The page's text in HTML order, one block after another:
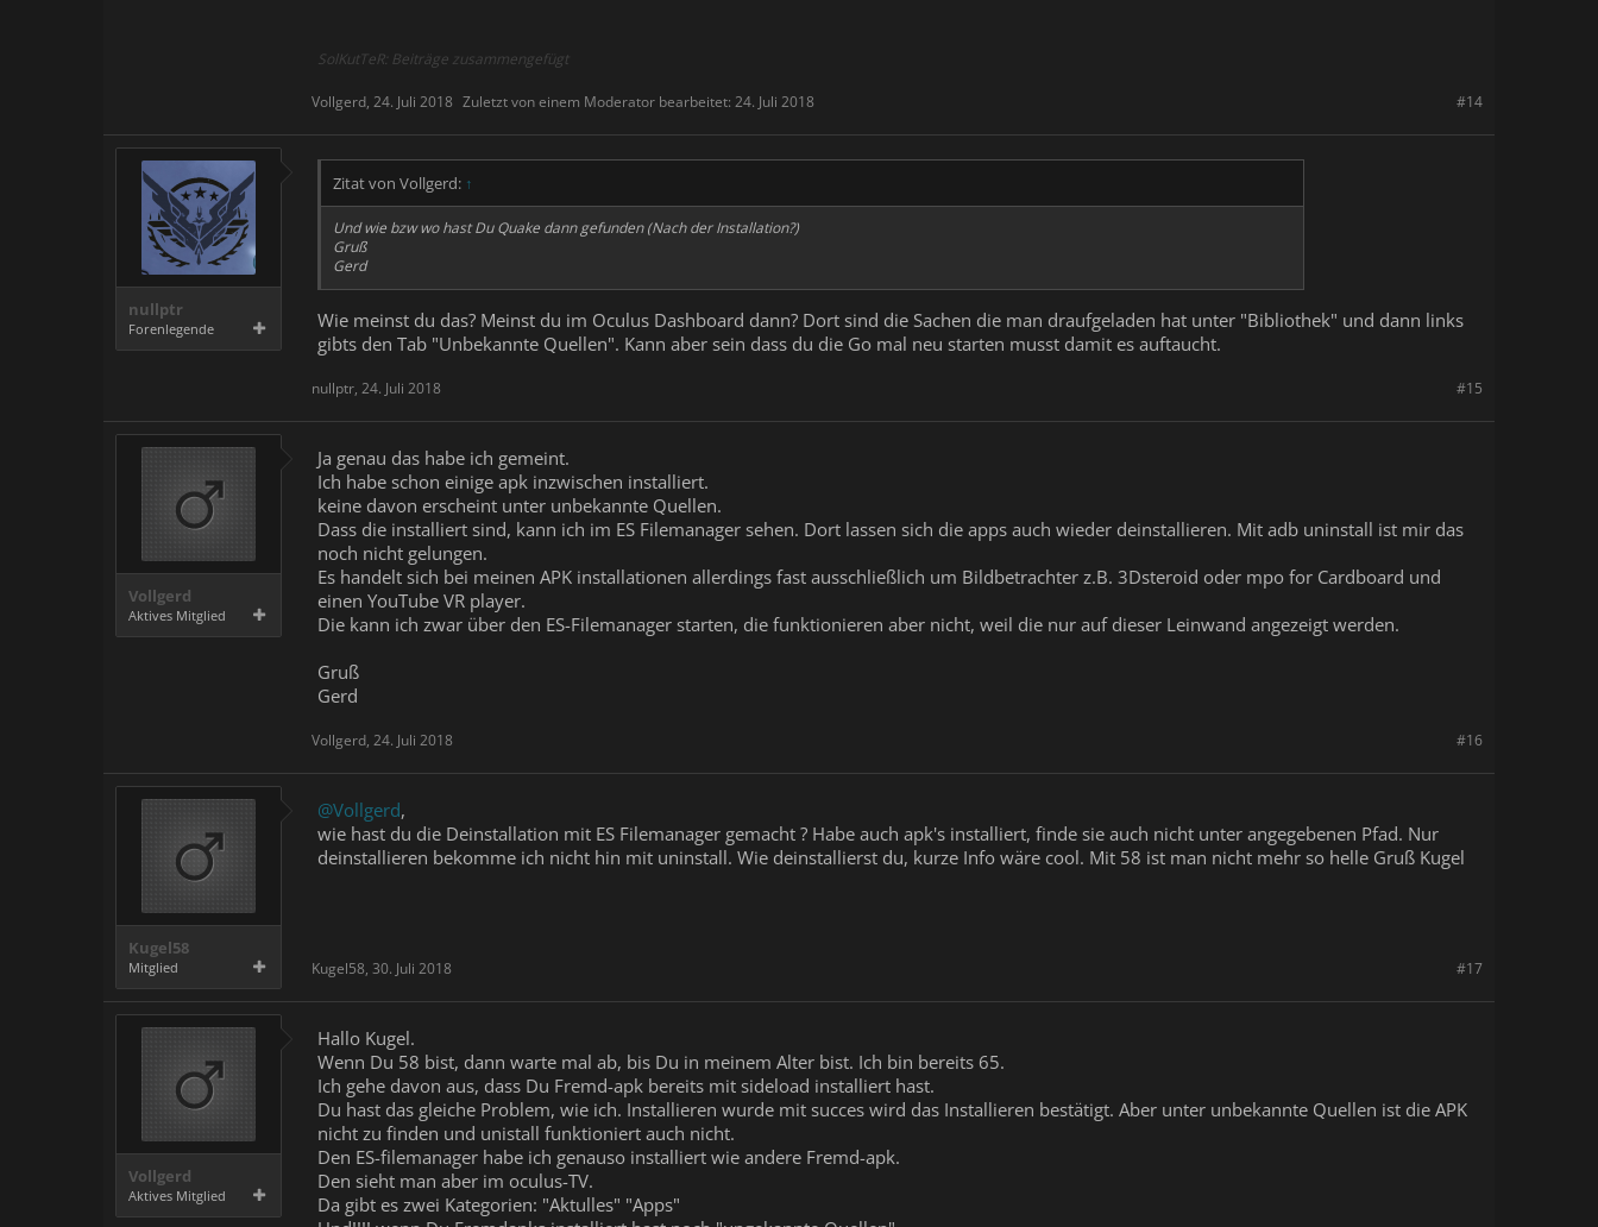
SolKutTeR: Beiträge zusammengefügt
#14
Vollgerd, 24. Juli 2018 Zuletzt von einem Moderator bearbeitet: 24. Juli 2018
nullptr
Forenlegende
Zitat von Vollgerd: ↑
Und wie bzw wo hast Du Quake dann gefunden (Nach der Installation?)
Gruß
Gerd
Wie meinst du das? Meinst du im Oculus Dashboard dann? Dort sind die Sachen die man draufgeladen hat unter "Bibliothek" und dann links
gibts den Tab "Unbekannte Quellen". Kann aber sein dass du die Go mal neu starten musst damit es auftaucht.
#15
nullptr, 24. Juli 2018
Vollgerd
Aktives Mitglied
Ja genau das habe ich gemeint.
Ich habe schon einige apk inzwischen installiert.
keine davon erscheint unter unbekannte Quellen.
Dass die installiert sind, kann ich im ES Filemanager sehen. Dort lassen sich die apps auch wieder deinstallieren. Mit adb uninstall ist mir das
noch nicht gelungen.
Es handelt sich bei meinen APK installationen allerdings fast ausschließlich um Bildbetrachter z.B. 3Dsteroid oder mpo for Cardboard und
einen YouTube VR player.
Die kann ich zwar über den ES-Filemanager starten, die funktionieren aber nicht, weil die nur auf dieser Leinwand angezeigt werden.
Gruß
Gerd
#16
Vollgerd, 24. Juli 2018
Kugel58
Mitglied
@Vollgerd,
wie hast du die Deinstallation mit ES Filemanager gemacht ? Habe auch apk's installiert, finde sie auch nicht unter angegebenen Pfad. Nur
deinstallieren bekomme ich nicht hin mit uninstall. Wie deinstallierst du, kurze Info wäre cool. Mit 58 ist man nicht mehr so helle Gruß Kugel
#17
Kugel58, 30. Juli 2018
Vollgerd
Aktives Mitglied
Hallo Kugel.
Wenn Du 58 bist, dann warte mal ab, bis Du in meinem Alter bist. Ich bin bereits 65.
Ich gehe davon aus, dass Du Fremd-apk bereits mit sideload installiert hast.
Du hast das gleiche Problem, wie ich. Installieren wurde mit succes wird das Installieren bestätigt. Aber unter unbekannte Quellen ist die APK
nicht zu finden und unistall funktioniert auch nicht.
Den ES-filemanager habe ich genauso installiert wie andere Fremd-apk.
Den sieht man aber im oculus-TV.
Da gibt es zwei Kategorien: "Aktulles" "Apps"